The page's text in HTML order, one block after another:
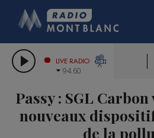
LES CHRONIQUES
CITIZEN
GRAND MASSIF
BIGARD
COMPAGNIE DU
LIVE RADIO
94.60
Passy : SGL
nouveaux
de la